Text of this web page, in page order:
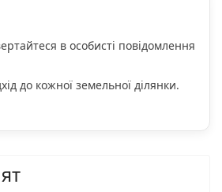
в особисті повідомлення
до кожної земельної ділянки.